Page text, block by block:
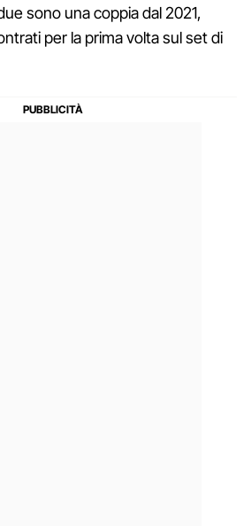
sono una coppia dal 2021,
per la prima volta sul set di